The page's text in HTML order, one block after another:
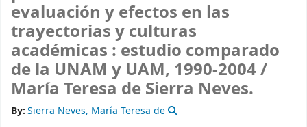
evaluación y efectos en las
trayectorias y culturas
académicas : estudio comparado
de la UNAM y UAM, 1990-2004 /
María Teresa de Sierra Neves.
By:Sierra Neves, María Teresa de